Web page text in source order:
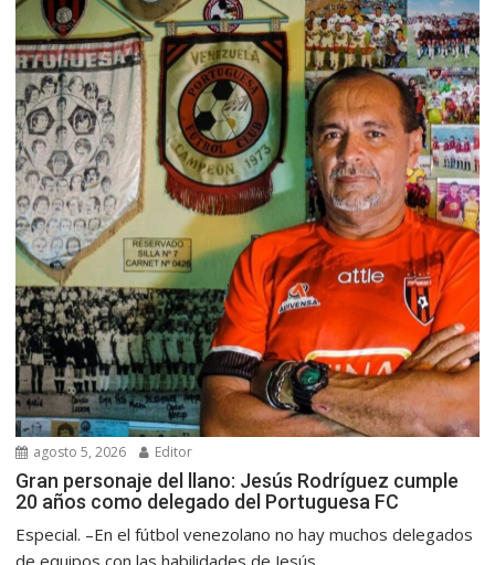
agosto 5, 2026 Editor
Gran personaje del llano: Jesús Rodríguez cumple
20 años como delegado del Portuguesa FC
Especial. –En el fútbol venezolano no hay muchos delegados
de equipos con las habilidades de Jesús...